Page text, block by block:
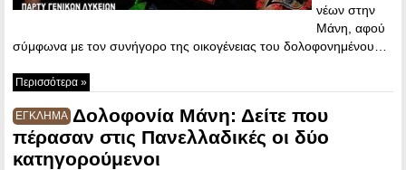
νέων στην
Μάνη, αφού
σύμφωνα με τον συνήγορο της οικογένειας του δολοφονημένου…
Περισσότερα »
ΕΓΚΛΗΜΑ Δολοφονία Μάνη: Δείτε που
πέρασαν στις Πανελλαδικές οι δύο
κατηγορούμενοι